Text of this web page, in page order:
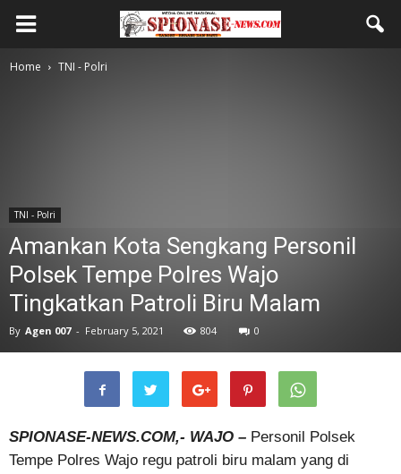
Home TNI - Polri
TNI - Polri
Amankan Kota Sengkang Personil
Polsek Tempe Polres Wajo
Tingkatkan Patroli Biru Malam
By Agen 007 - February 5, 2021 804 0
SPIONASE-NEWS.COM,- WAJO – Personil Polsek
Tempe Polres Wajo regu patroli biru malam yang di